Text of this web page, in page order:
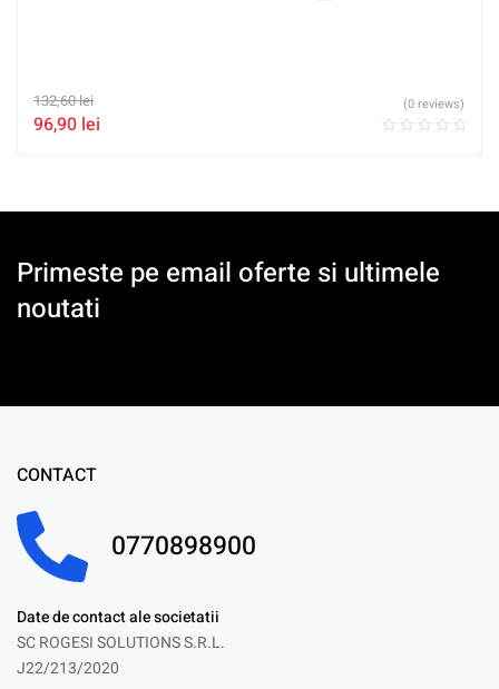
132,60lei
96,90 lei
(0 reviews)
Primeste pe email oferte si ultimele
noutati
CONTACT
0770898900
Date de contact ale societatii
SC ROGESI SOLUTIONS S.R.L.
J22/213/2020